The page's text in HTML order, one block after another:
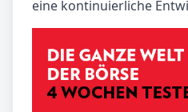
eine kontinuierliche